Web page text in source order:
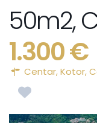
50m2,
1.300 €
Centar,Kotor,